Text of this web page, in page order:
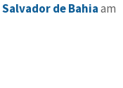
Salvador de Bahiaam